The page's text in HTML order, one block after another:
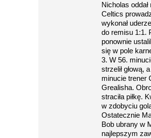
Nicholas
Celtics
wykonał
do remisu 1:1.
ponownie
się w pole
3. W 56.
strzelił głową,
minucie trener
Grealisha.
straciła piłkę.
w zdobyciu
Ostatecznie
Bob ubrany w
najlepszym